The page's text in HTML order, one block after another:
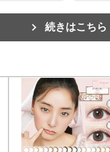
続きはこちら